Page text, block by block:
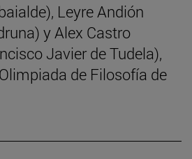
Leyre Andión
y Alex Castro
Javier de Tudela),
de Filosofía de